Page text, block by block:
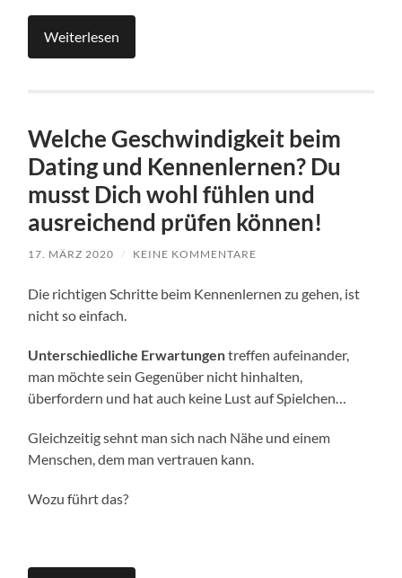
Weiterlesen
Welche Geschwindigkeit beim
Dating und Kennenlernen? Du
musst Dich wohl fühlen und
ausreichend prüfen können!
17. MÄRZ 2020 / KEINE KOMMENTARE
Die richtigen Schritte beim Kennenlernen zu gehen, ist
nicht so einfach.
Unterschiedliche Erwartungentreffen aufeinander,
man möchte sein Gegenüber nicht hinhalten,
überfordern und hat auch keine Lust auf Spielchen…
Gleichzeitig sehnt man sich nach Nähe und einem
Menschen, dem man vertrauen kann.
Wozu führt das?